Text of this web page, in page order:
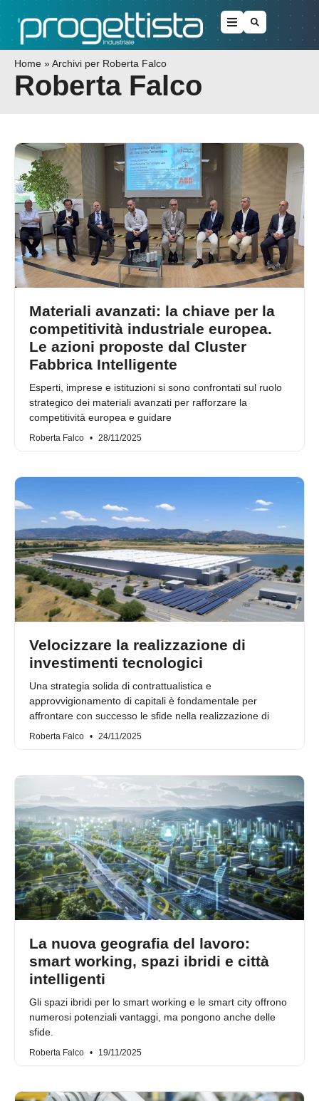
Home » Archivi per Roberta Falco
Roberta Falco
Materiali avanzati: la chiave per la
competitività industriale europea.
Le azioni proposte dal Cluster
Fabbrica Intelligente
Esperti, imprese e istituzioni si sono confrontati sul ruolo
strategico dei materiali avanzati per rafforzare la
competitività europea e guidare
Roberta Falco 28/11/2025
Velocizzare la realizzazione di
investimenti tecnologici
Una strategia solida di contrattualistica e
approvvigionamento di capitali è fondamentale per
affrontare con successo le sfide nella realizzazione di
Roberta Falco 24/11/2025
La nuova geografia del lavoro:
smart working, spazi ibridi e città
intelligenti
Gli spazi ibridi per lo smart working e le smart city offrono
numerosi potenziali vantaggi, ma pongono anche delle
sfide.
Roberta Falco 19/11/2025